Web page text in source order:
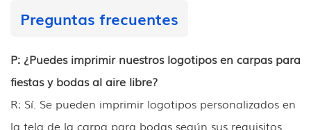
Preguntas frecuentes
P: ¿Puedes imprimir nuestros logotipos en carpas para
fiestas y bodas al aire libre?
R: Sí. Se pueden imprimir logotipos personalizados en
la tela de la carpa para bodas según sus requisitos.